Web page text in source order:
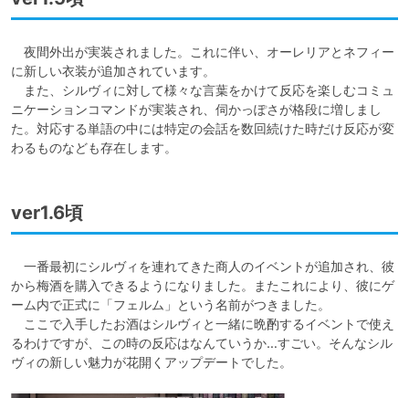
夜間外出が実装されました。これに伴い、オーレリアとネフィー
に新しい衣装が追加されています。
また、シルヴィに対して様々な言葉をかけて反応を楽しむコミュ
ニケーションコマンドが実装され、伺かっぽさが格段に増しまし
た。対応する単語の中には特定の会話を数回続けた時だけ反応が変
わるものなども存在します。
ver1.6頃
一番最初にシルヴィを連れてきた商人のイベントが追加され、彼
から梅酒を購入できるようになりました。またこれにより、彼にゲ
ーム内で正式に「フェルム」という名前がつきました。
ここで入手したお酒はシルヴィと一緒に晩酌するイベントで使え
るわけですが、この時の反応はなんていうか…すごい。そんなシル
ヴィの新しい魅力が花開くアップデートでした。